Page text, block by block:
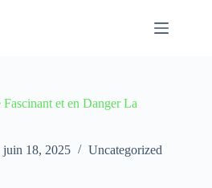
et en Danger La
juin 18, 2025 Uncategorized